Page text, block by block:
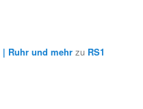
| Ruhr und mehr zu RS1